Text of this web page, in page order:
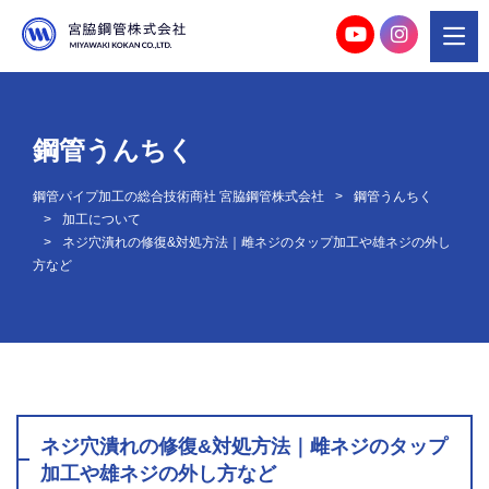
鋼管うんちく
鋼管パイプ加工の総合技術商社 宮脇鋼管株式会社
鋼管うんちく
加工について
ネジ穴潰れの修復&対処方法｜雌ネジのタップ加工や雄ネジの外し
方など
ネジ穴潰れの修復&対処方法｜雌ネジのタップ
加工や雄ネジの外し方など